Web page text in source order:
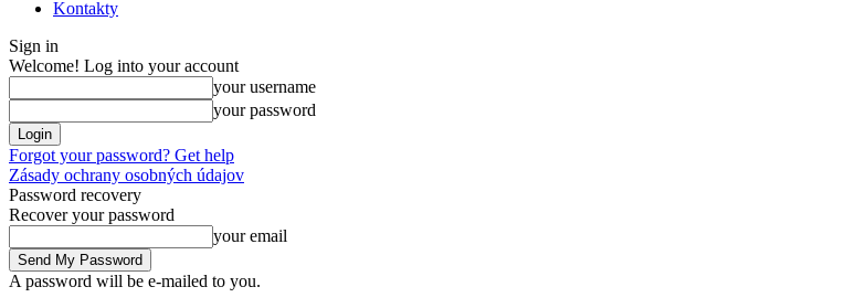
Kontakty
Sign in
Welcome! Log into your account
your username
your password
Forgot your password? Get help
Zásady ochrany osobných údajov
Password recovery
Recover your password
your email
A password will be e-mailed to you.